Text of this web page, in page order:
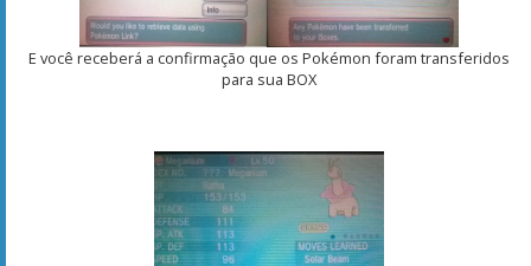
E você receberá a confirmação que os Pokémon foram transferidos
para sua BOX